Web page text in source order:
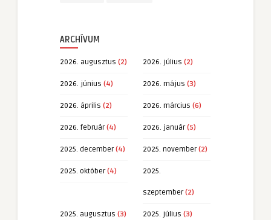
ARCHÍVUM
2026. augusztus (2) 2026. július (2)
2026. június (4) 2026. május (3)
2026. április (2) 2026. március (6)
2026. február(4) 2026. január(5)
2025. december(4) 2025. november(2)
2025. október(4) 2025.
szeptember(2)
2025. augusztus (3) 2025. július (3)